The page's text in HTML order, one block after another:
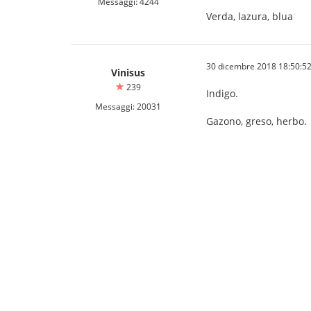
Verda, lazura, blua
Vinisus
239
Messaggi: 20031
30 dicembre 2018 18:50:52
Indigo.
Gazono, greso, herbo.